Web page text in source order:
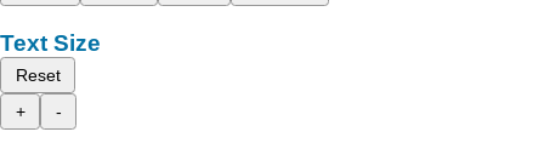
Text Size
Reset
+
-